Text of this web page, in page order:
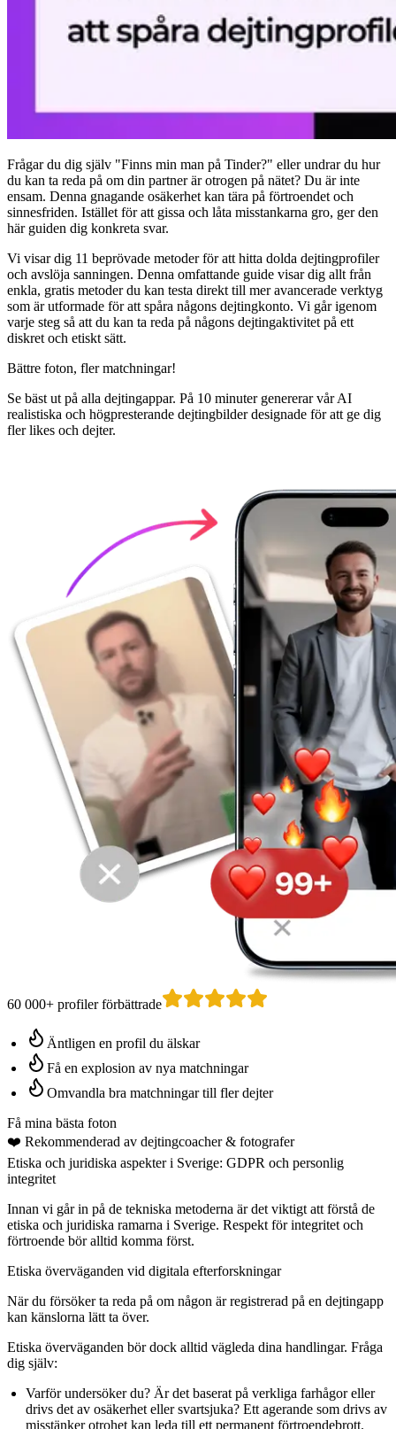
Frågar du dig själv "Finns min man på Tinder?" eller undrar du hur
du kan ta reda på om din partner är otrogen på nätet? Du är inte
ensam. Denna gnagande osäkerhet kan tära på förtroendet och
sinnesfriden. Istället för att gissa och låta misstankarna gro, ger den
här guiden dig konkreta svar.
Vi visar dig 11 beprövade metoder för att hitta dolda dejtingprofiler
och avslöja sanningen. Denna omfattande guide visar dig allt från
enkla, gratis metoder du kan testa direkt till mer avancerade verktyg
som är utformade för att spåra någons dejtingkonto. Vi går igenom
varje steg så att du kan ta reda på någons dejtingaktivitet på ett
diskret och etiskt sätt.
Bättre foton, fler matchningar!
Se bäst ut på alla dejtingappar. På 10 minuter genererar vår AI
realistiska och högpresterande dejtingbilder designade för att ge dig
fler likes och dejter.
60 000+ profiler förbättrade
Äntligen en profil du älskar
Få en explosion av nya matchningar
Omvandla bra matchningar till fler dejter
Få mina bästa foton
❤️ Rekommenderad av dejtingcoacher & fotografer
Etiska och juridiska aspekter i Sverige: GDPR och personlig
integritet
Innan vi går in på de tekniska metoderna är det viktigt att förstå de
etiska och juridiska ramarna i Sverige. Respekt för integritet och
förtroende bör alltid komma först.
Etiska överväganden vid digitala efterforskningar
När du försöker ta reda på om någon är registrerad på en dejtingapp
kan känslorna lätt ta över.
Etiska överväganden bör dock alltid vägleda dina handlingar. Fråga
dig själv:
Varför undersöker du?Är det baserat på verkliga farhågor eller
drivs det av osäkerhet eller svartsjuka? Ett agerande som drivs av
misstänker otrohet kan leda till ett permanent förtroendebrott.